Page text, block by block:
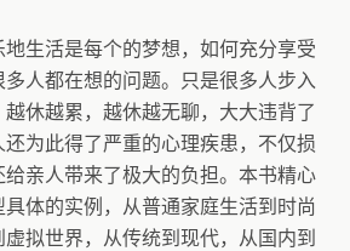
生活是每个的梦想，如何充分享受
人都在想的问题。只是很多人步入
休越累，越休越无聊，大大违背了
为此得了严重的心理疾患，不仅损
亲人带来了极大的负担。本书精心
体的实例，从普通家庭生活到时尚
拟世界，从传统到现代，从国内到